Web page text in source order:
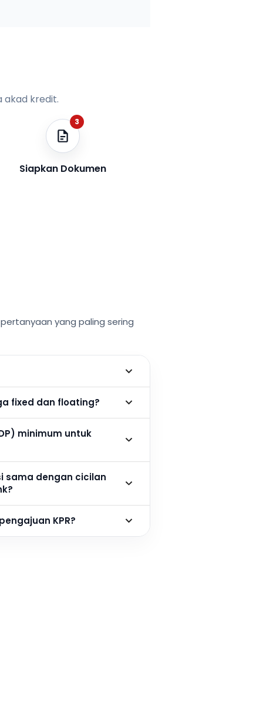
akad kredit.
3
Siapkan Dokumen
yang paling sering
fixed dan floating?
minimum untuk
sama dengan cicilan
KPR?